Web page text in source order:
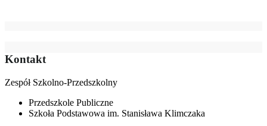
Kontakt
Zespół Szkolno-Przedszkolny
Przedszkole Publiczne
Szkoła Podstawowa im. Stanisława Klimczaka